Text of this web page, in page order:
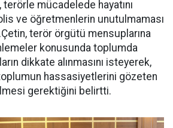
mücadelede hayatını
ve öğretmenlerin unutulmaması
terör örgütü mensuplarına
konusunda toplumda
dikkate alınmasını isteyerek,
hassasiyetlerini gözeten
gerektiğini belirtti.